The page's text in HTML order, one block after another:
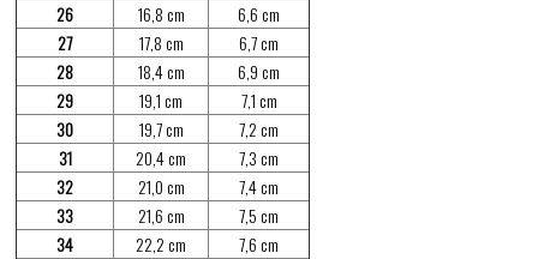
26
16,8 cm
6,6 cm
27
17,8 cm
6,7 cm
28
18,4 cm
6,9 cm
29
19,1 cm
7,1 cm
30
19,7 cm
7,2 cm
31
20,4 cm
7,3 cm
32
21,0 cm
7,4 cm
33
21,6 cm
7,5 cm
34
22,2 cm
7,6 cm